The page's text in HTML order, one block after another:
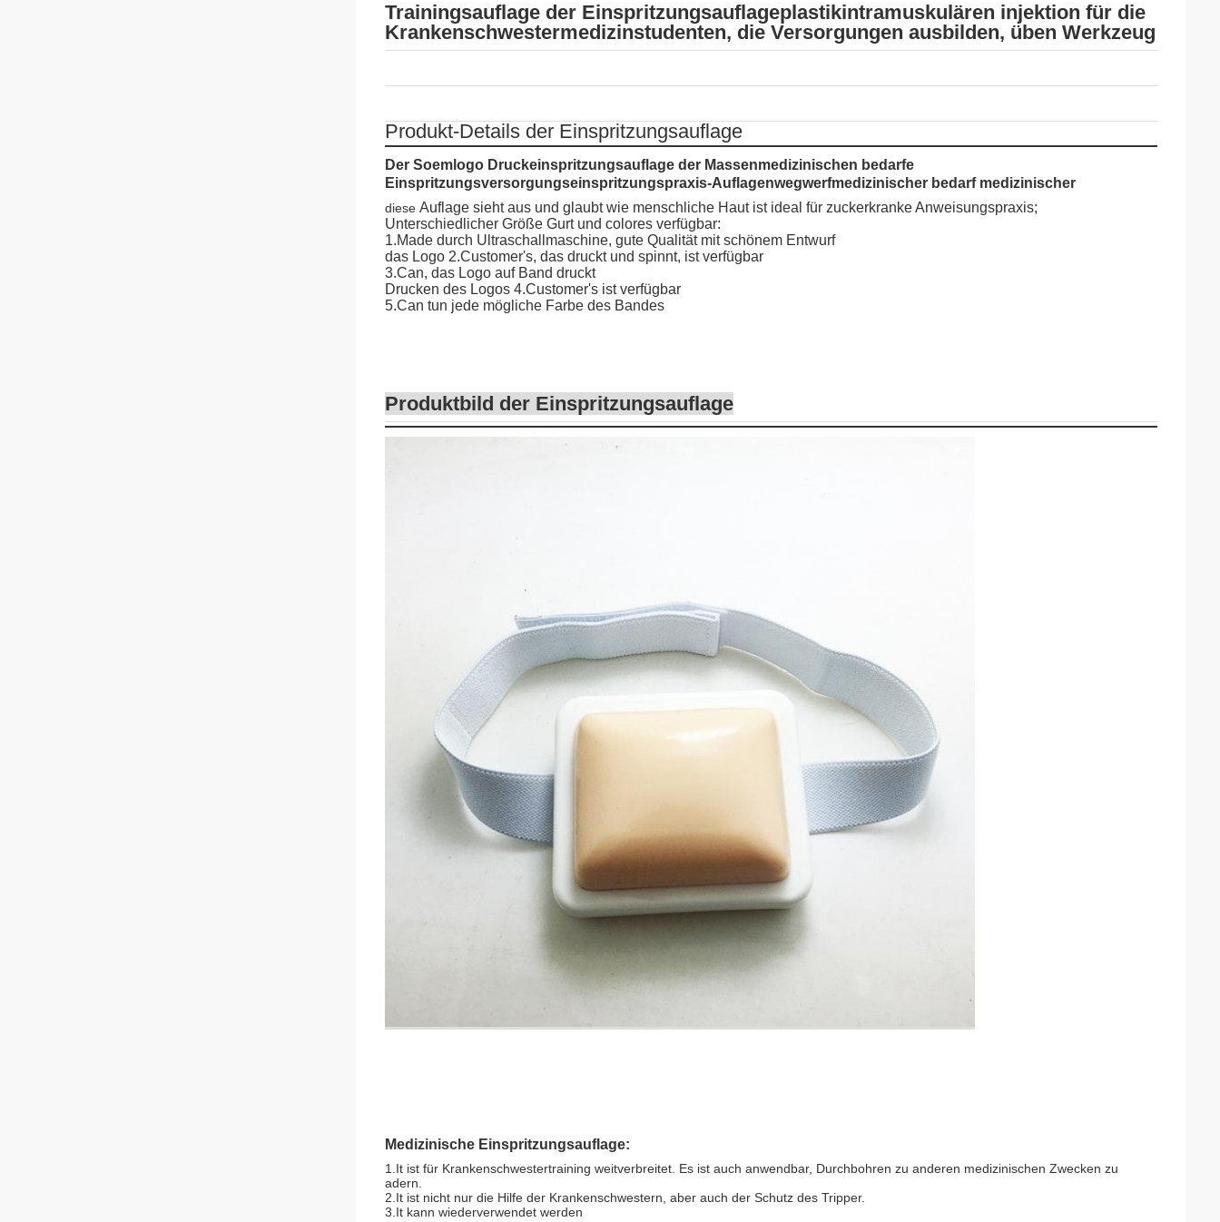
Trainingsauflage der Einspritzungsauflageplastikintramuskulären injektion für die
Krankenschwestermedizinstudenten, die Versorgungen ausbilden, üben Werkzeug
Produkt-Details der Einspritzungsauflage
Der Soemlogo Druckeinspritzungsauflage der Massenmedizinischen bedarfe
Einspritzungsversorgungseinspritzungspraxis-Auflagenwegwerfmedizinischer bedarf medizinischer
diese Auflage sieht aus und glaubt wie menschliche Haut ist ideal für zuckerkranke Anweisungspraxis;
Unterschiedlicher Größe Gurt und colores verfügbar:
1.Made durch Ultraschallmaschine, gute Qualität mit schönem Entwurf
das Logo 2.Customer's, das druckt und spinnt, ist verfügbar
3.Can, das Logo auf Band druckt
Drucken des Logos 4.Customer's ist verfügbar
5.Can tun jede mögliche Farbe des Bandes
Produktbild der Einspritzungsauflage
Medizinische Einspritzungsauflage:
1.It ist für Krankenschwestertraining weitverbreitet. Es ist auch anwendbar, Durchbohren zu anderen medizinischen Zwecken zu
adern.
2.It ist nicht nur die Hilfe der Krankenschwestern, aber auch der Schutz des Tripper.
3.It kann wiederverwendet werden